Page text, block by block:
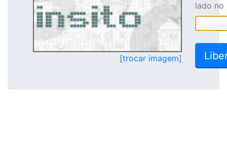
[trocar imagem]
lado no